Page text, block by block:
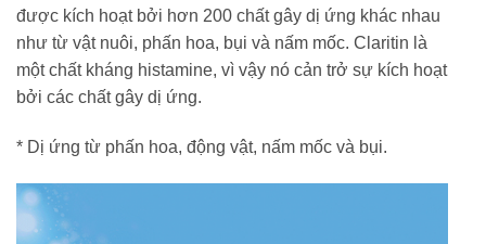
được kích hoạt bởi hơn 200 chất gây dị ứng khác nhau
như từ vật nuôi, phấn hoa, bụi và nấm mốc. Claritin là
một chất kháng histamine, vì vậy nó cản trở sự kích hoạt
bởi các chất gây dị ứng.
* Dị ứng từ phấn hoa, động vật, nấm mốc và bụi.